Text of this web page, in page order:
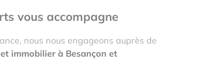
vous accompagne
nous nous engageons auprès de
immobilier à Besançon et